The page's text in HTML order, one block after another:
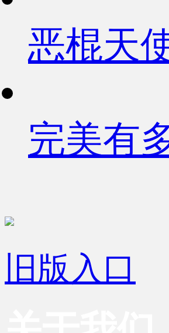
恶棍天
完美有
旧版入口